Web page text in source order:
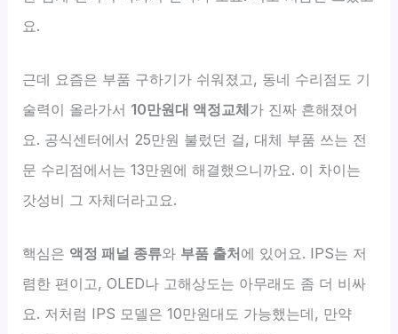
요.
근데 요즘은 부품 구하기가 쉬워졌고, 동네 수리점도 기
술력이 올라가서 10만원대 액정교체가 진짜 흔해졌어
요. 공식센터에서 25만원 불렀던 걸, 대체 부품 쓰는 전
문 수리점에서는 13만원에 해결했으니까요. 이 차이는
갓성비 그 자체더라고요.
핵심은 액정 패널 종류와 부품 출처에 있어요. IPS는 저
렴한 편이고, OLED나 고해상도는 아무래도 좀 더 비싸
요. 저처럼 IPS 모델은 10만원대도 가능했는데, 만약